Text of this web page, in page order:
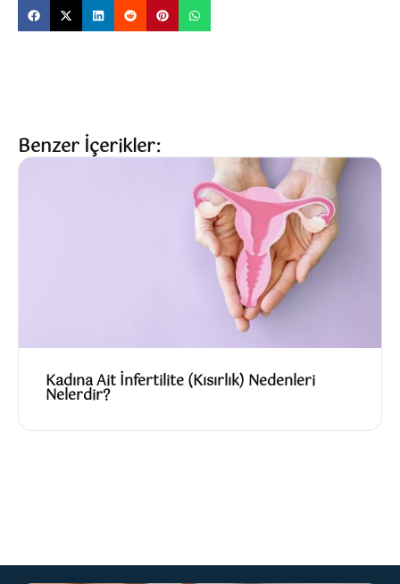
Benzer İçerikler:
Kadına Ait İnfertilite (Kısırlık) Nedenleri
Nelerdir?